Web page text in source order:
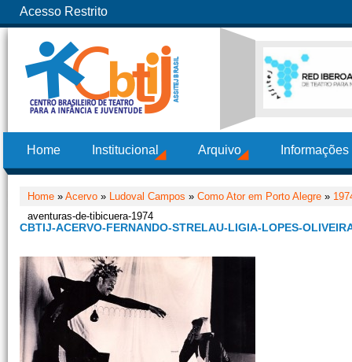
Acesso Restrito
Home Institucional Arquivo
Home » Acervo » Ludoval Campos » Como Ator em Porto Alegre »
aventuras-de-tibicuera-1974
CBTIJ-ACERVO-FERNANDO-STRELAU-LIGIA-LOPES-